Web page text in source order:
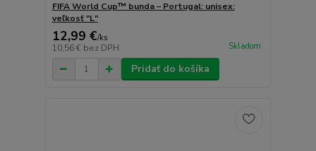
FIFA World Cup™ bunda – Portugal: unisex:
veľkosť "L"
12,99 €/ks
10,56 € bez DPH Skladom
Pridať do košíka